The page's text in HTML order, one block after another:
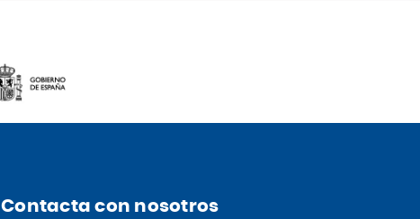
Contacta con nosotros